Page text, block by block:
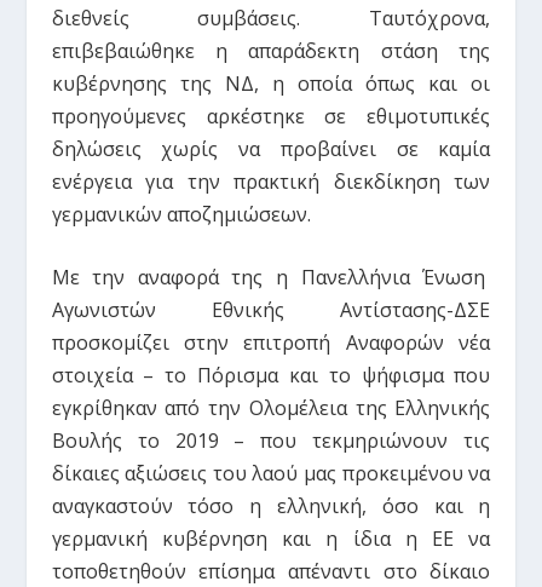
διεθνείς συμβάσεις. Ταυτόχρονα,
επιβεβαιώθηκε η απαράδεκτη στάση της
κυβέρνησης της ΝΔ, η οποία όπως και οι
προηγούμενες αρκέστηκε σε εθιμοτυπικές
δηλώσεις χωρίς να προβαίνει σε καμία
ενέργεια για την πρακτική διεκδίκηση των
γερμανικών αποζημιώσεων.
Με την αναφορά της η Πανελλήνια Ένωση
Αγωνιστών Εθνικής Αντίστασης-ΔΣΕ
προσκομίζει στην επιτροπή Αναφορών νέα
στοιχεία – το Πόρισμα και το ψήφισμα που
εγκρίθηκαν από την Ολομέλεια της Ελληνικής
Βουλής το 2019 – που τεκμηριώνουν τις
δίκαιες αξιώσεις του λαού μας προκειμένου να
αναγκαστούν τόσο η ελληνική, όσο και η
γερμανική κυβέρνηση και η ίδια η ΕΕ να
τοποθετηθούν επίσημα απέναντι στο δίκαιο